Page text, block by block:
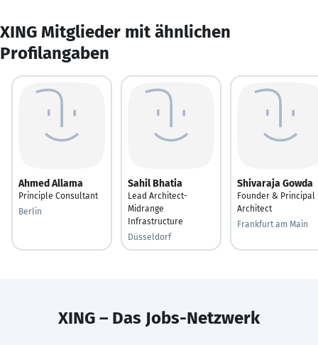
XING Mitglieder mit ähnlichen
Profilangaben
Ahmed Allama
Principle Consultant
Berlin
Sahil Bhatia
Lead Architect-
Midrange
Infrastructure
Düsseldorf
Shivaraja Gowda
Founder & Principal
Architect
Frankfurt am Main
XING – Das Jobs-Netzwerk